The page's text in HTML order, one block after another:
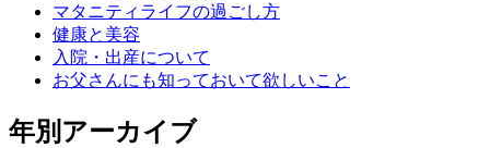
マタニティライフの過ごし方
健康と美容
入院・出産について
お父さんにも知っておいて欲しいこと
年別アーカイブ